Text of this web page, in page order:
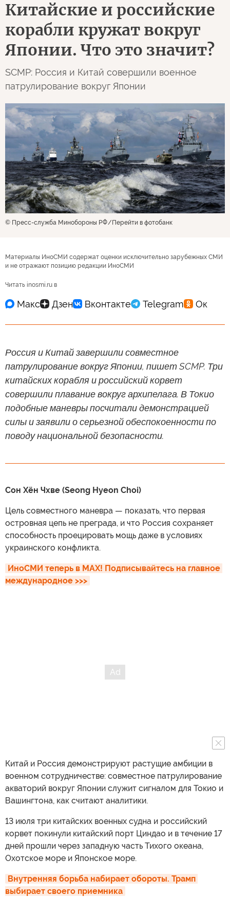
Китайские и российские
корабли кружат вокруг
Японии. Что это значит?
SCMP: Россия и Китай совершили военное
патрулирование вокруг Японии
© Пресс-служба Минобороны РФ Перейти в фотобанк
Материалы ИноСМИ содержат оценки исключительно зарубежных СМИ
и не отражают позицию редакции ИноСМИ
Читать inosmi.ru в
Россия и Китай завершили совместное
патрулирование вокруг Японии, пишет SCMP. Три
китайских корабля и российский корвет
совершили плавание вокруг архипелага. В Токио
подобные маневры посчитали демонстрацией
силы и заявили о серьезной обеспокоенности по
поводу национальной безопасности.
Сон Хён Чхве (Seong Hyeon Choi)
Цель совместного маневра — показать, что первая
островная цепь не преграда, и что Россия сохраняет
способность проецировать мощь даже в условиях
украинского конфликта.
ИноСМИ теперь в MAX! Подписывайтесь на главное
международное >>>
Китай и Россия демонстрируют растущие амбиции в
военном сотрудничестве: совместное патрулирование
акваторий вокруг Японии служит сигналом для Токио и
Вашингтона, как считают аналитики.
13 июля три китайских военных судна и российский
корвет покинули китайский порт Циндао и в течение 17
дней прошли через западную часть Тихого океана,
Охотское море и Японское море.
Внутренняя борьба набирает обороты. Трамп
выбирает своего приемника